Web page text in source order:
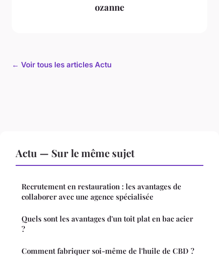
ozanne
← Voir tous les articles Actu
Actu — Sur le même sujet
Recrutement en restauration : les avantages de
collaborer avec une agence spécialisée
Quels sont les avantages d'un toit plat en bac acier
?
Comment fabriquer soi-même de l'huile de CBD ?